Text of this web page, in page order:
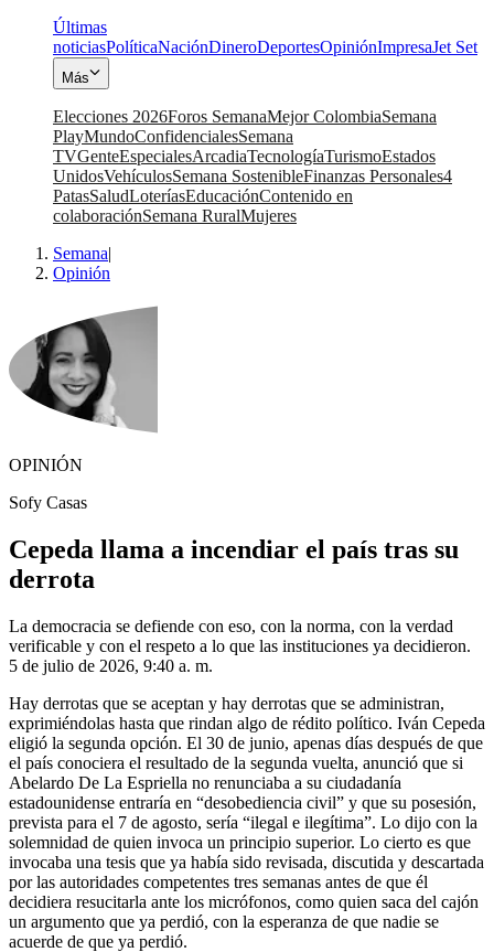
Últimas
noticiasPolíticaNaciónDineroDeportesOpiniónImpresaJet Set
Más
Elecciones 2026Foros SemanaMejor ColombiaSemana
PlayMundoConfidencialesSemana
TVGenteEspecialesArcadiaTecnologíaTurismoEstados
UnidosVehículosSemana SostenibleFinanzas Personales4
PatasSaludLoteríasEducaciónContenido en
colaboraciónSemana RuralMujeres
Semana|
Opinión
OPINIÓN
Sofy Casas
Cepeda llama a incendiar el país tras su
derrota
La democracia se defiende con eso, con la norma, con la verdad
verificable y con el respeto a lo que las instituciones ya decidieron.
5 de julio de 2026, 9:40 a. m.
Hay derrotas que se aceptan y hay derrotas que se administran,
exprimiéndolas hasta que rindan algo de rédito político. Iván Cepeda
eligió la segunda opción. El 30 de junio, apenas días después de que
el país conociera el resultado de la segunda vuelta, anunció que si
Abelardo De La Espriella no renunciaba a su ciudadanía
estadounidense entraría en “desobediencia civil” y que su posesión,
prevista para el 7 de agosto, sería “ilegal e ilegítima”. Lo dijo con la
solemnidad de quien invoca un principio superior. Lo cierto es que
invocaba una tesis que ya había sido revisada, discutida y descartada
por las autoridades competentes tres semanas antes de que él
decidiera resucitarla ante los micrófonos, como quien saca del cajón
un argumento que ya perdió, con la esperanza de que nadie se
acuerde de que ya perdió.